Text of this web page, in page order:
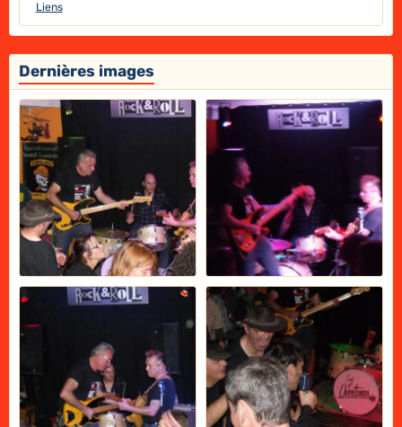
Liens
Dernières images